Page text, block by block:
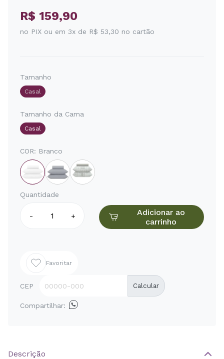
R$ 159,90
no PIX ou em 3x de R$ 53,30 no cartão
Tamanho
Casal
Tamanho da Cama
Casal
COR: Branco
Quantidade
- +
Adicionar ao
carrinho
Favoritar
CEP Calcular
Compartilhar:
Descrição